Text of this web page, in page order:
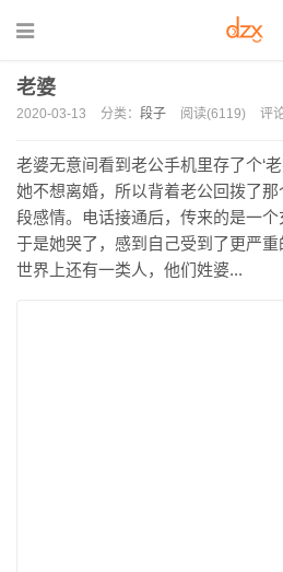
老婆
2020-03-13 分类： 段子 阅读(6119) 评
老婆无意间看到老公手机里存了个‘老
她不想离婚，所以背着老公回拨了
段感情。电话接通后，传来的是一个
于是她哭了，感到自己受到了更严重
世界上还有一类人，他们姓婆...